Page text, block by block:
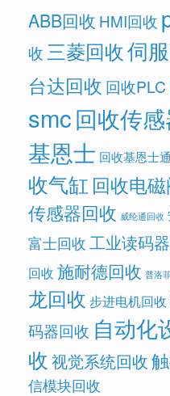
ABB回收 HMI回收
收 三菱回收伺
台达回收 回收PLC
smc回收传
基恩士 回收基恩士
收气缸 回收电
传感器回收 威纶通回收
富士回收工业读码
回收 施耐德回收 普洛
龙回收 步进电机回收
码器回收 自动化
收视觉系统回收
信模块回收